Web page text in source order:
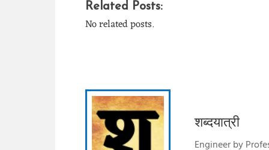
Related Posts:
No related posts.
शब्दयात्री
Engineer by